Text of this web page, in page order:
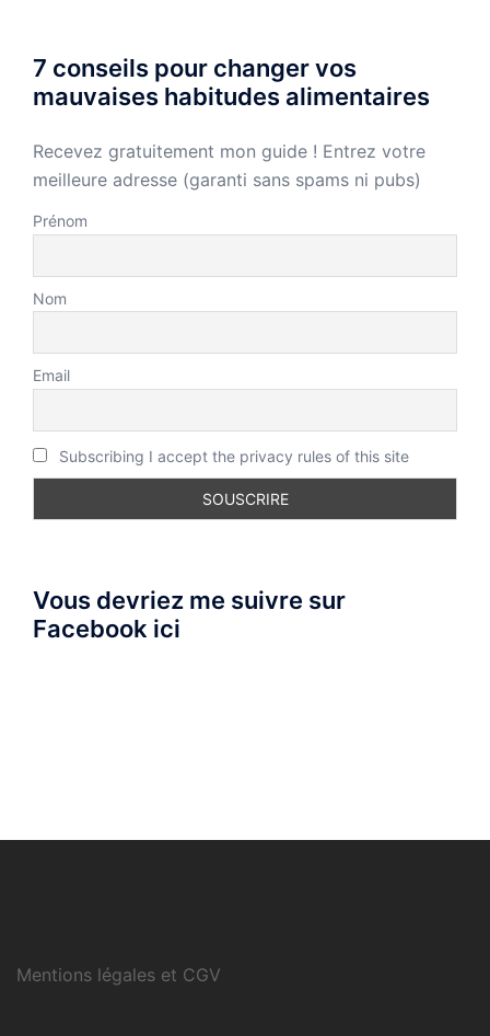
7 conseils pour changer vos
mauvaises habitudes alimentaires
Recevez gratuitement mon guide ! Entrez votre
meilleure adresse (garanti sans spams ni pubs)
Prénom
Nom
Email
Subscribing I accept the privacy rules of this site
Vous devriez me suivre sur
Facebook ici
Mentions légales et CGV